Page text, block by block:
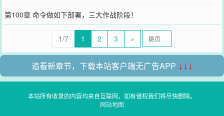
第100章 命令做如下部署，三大作战阶段！
1/7 1 2 3 »
追看新章节，下载本站客户端无广告APP ↓↓↓
本站所有收录的内容均来自互联网，如有侵权我们将尽快删除。
网站地图